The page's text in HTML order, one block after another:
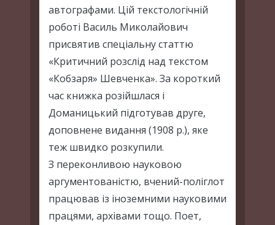
автографами. Цій текстологічній
роботі Василь Миколайович
присвятив спеціальну статтю
«Критичний розслід над текстом
«Кобзаря» Шевченка». За короткий
час книжка розійшлася і
Доманицький підготував друге,
доповнене видання (1908 р.), яке
теж швидко розкупили.
З переконливою науковою
аргументованістю, вчений-поліглот
працював із іноземними науковими
працями, архівами тощо. Поет,